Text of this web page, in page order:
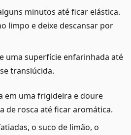
minutos até ficar elástica.
limpo e deixe descansar por
uma superfície enfarinhada até
translúcida.
em uma frigideira e doure
de rosca até ficar aromática.
o suco de limão, o